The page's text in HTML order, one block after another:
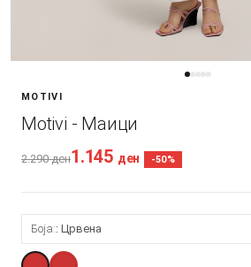
MOTIVI
Motivi - Маици
2.290ден1.145 ден -50%
Боја: Црвена